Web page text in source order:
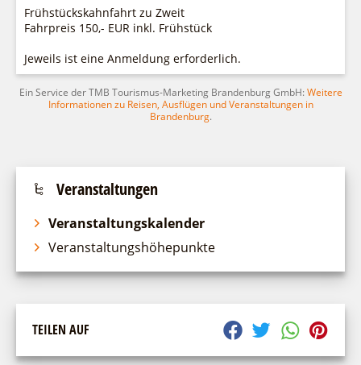
Frühstückskahnfahrt zu Zweit
Fahrpreis 150,- EUR inkl. Frühstück
Jeweils ist eine Anmeldung erforderlich.
Ein Service der TMB Tourismus-Marketing Brandenburg GmbH:Weitere
Informationen zu Reisen, Ausflügen und Veranstaltungen in
Brandenburg.
Veranstaltungen
Veranstaltungskalender
Veranstaltungshöhepunkte
TEILEN AUF